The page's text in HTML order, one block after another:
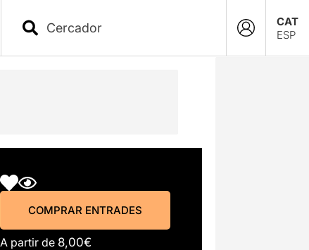
CAT
ESP
COMPRAR ENTRADES
A partir de 8,00€
COMPRAR ENTRADES